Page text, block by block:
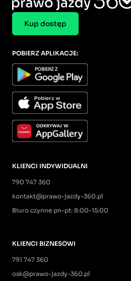
Kup dostęp
KLIENCI INDYWIDUALNI
790 747 360
kontakt@prawo-jazdy-360.pl
Biuro czynne pn-pt: 8:00-15:00
KLIENCI BIZNESOWI
791 747 360
osk@prawo-jazdy-360.pl
POBIERZ APLIKACJE: